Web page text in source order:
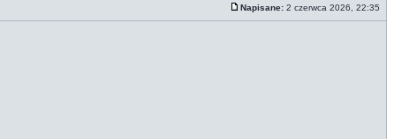
Napisane: 2 czerwca 2026, 22:35